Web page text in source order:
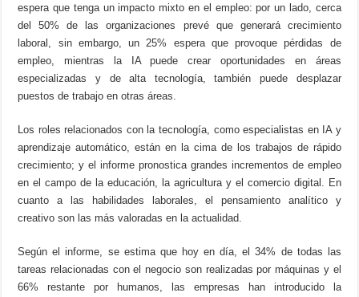
espera que tenga un impacto mixto en el empleo: por un lado, cerca
del 50% de las organizaciones prevé que generará crecimiento
laboral, sin embargo, un 25% espera que provoque pérdidas de
empleo, mientras la IA puede crear oportunidades en áreas
especializadas y de alta tecnología, también puede desplazar
puestos de trabajo en otras áreas.
Los roles relacionados con la tecnología, como especialistas en IA y
aprendizaje automático, están en la cima de los trabajos de rápido
crecimiento; y el informe pronostica grandes incrementos de empleo
en el campo de la educación, la agricultura y el comercio digital. En
cuanto a las habilidades laborales, el pensamiento analítico y
creativo son las más valoradas en la actualidad.
Según el informe, se estima que hoy en día, el 34% de todas las
tareas relacionadas con el negocio son realizadas por máquinas y el
66% restante por humanos, las empresas han introducido la